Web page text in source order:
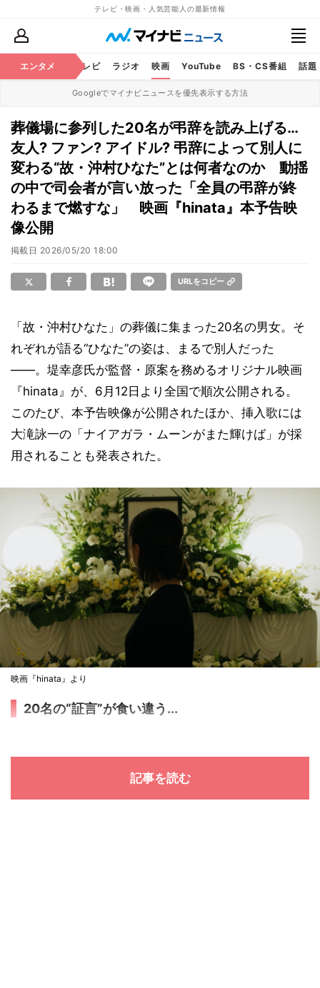
テレビ・映画・人気芸能人の最新情報
エンタメ
芸能 テレビ ラジオ 映画 YouTube BS・CS番組 話題
Googleでマイナビニュースを優先表示する方法
葬儀場に参列した20名が弔辞を読み上げる…
友人? ファン? アイドル? 弔辞によって別人に
変わる“故・沖村ひなた”とは何者なのか 動揺
の中で司会者が言い放った「全員の弔辞が終
わるまで燃すな」 映画『hinata』本予告映
像公開
掲載日 2026/05/20 18:00
URLをコピー
「故・沖村ひなた」の葬儀に集まった20名の男女。そ
れぞれが語る“ひなた”の姿は、まるで別人だった
――。堤幸彦氏が監督・原案を務めるオリジナル映画
『hinata』が、6月12日より全国で順次公開される。
このたび、本予告映像が公開されたほか、挿入歌には
大滝詠一の「ナイアガラ・ムーンがまた輝けば」が採
用されることも発表された。
映画『hinata』より
20名の“証言”が食い違う...
記事を読む